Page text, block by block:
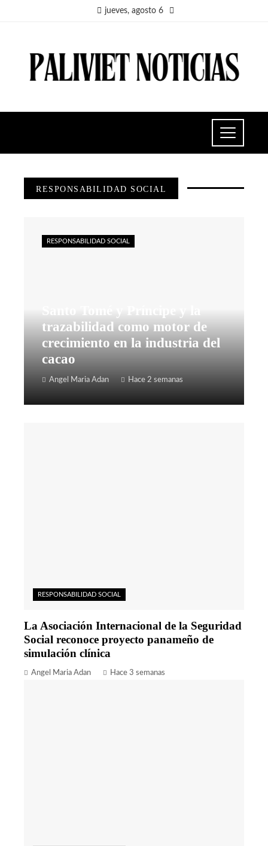
jueves, agosto 6
RESPONSABILIDAD SOCIAL
trazabilidad como motor de
crecimiento en la industria del
cacao
Angel Maria Adan Hace 2 semanas
RESPONSABILIDAD SOCIAL
RESPONSABILIDAD SOCIAL
La Asociación Internacional de la Seguridad
Social reconoce proyecto panameño de
simulación clínica
Angel Maria Adan Hace 3 semanas